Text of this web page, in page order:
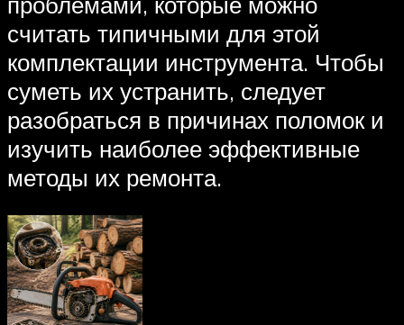
считать типичными для этой
комплектации инструмента. Чтобы
суметь их устранить, следует
разобраться в причинах поломок и
изучить наиболее эффективные
методы их ремонта.